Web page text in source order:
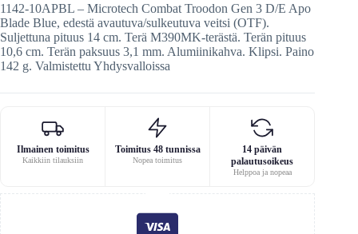
1142-10APBL – Microtech Combat Troodon Gen 3 D/E Apo
Blade Blue, edestä avautuva/sulkeutuva veitsi (OTF).
Suljettuna pituus 14 cm. Terä M390MK-terästä. Terän pituus
10,6 cm. Terän paksuus 3,1 mm. Alumiinikahva. Klipsi. Paino
142 g. Valmistettu Yhdysvalloissa
Ilmainen toimitus
Kaikkiin tilauksiin
Toimitus 48 tunnissa
Nopea toimitus
14 päivän
palautusoikeus
Helppoa ja nopeaa